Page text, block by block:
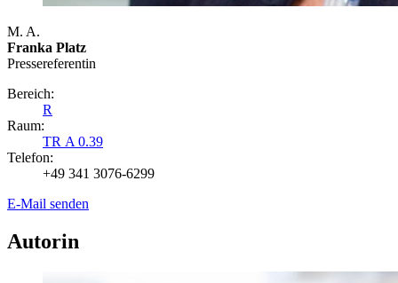
M. A.
Franka Platz
Presse­referentin
Bereich:
R
Raum:
TR A 0.39
Telefon:
+49 341 3076-6299
E-Mail senden
Autorin